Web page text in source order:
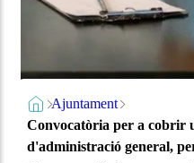
Ajuntament
Convocatòria per a cobrir
d'administració general,